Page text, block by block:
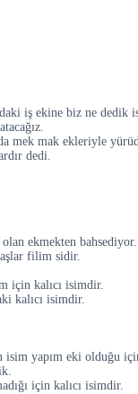
iş ekine biz ne
mak ekleriyle
dedi.
ekmekten bahsediyor.
filim sidir.
için kalıcı isimdir.
kalıcı isimdir.
isim yapım eki olduğu
için kalıcı isimdir.